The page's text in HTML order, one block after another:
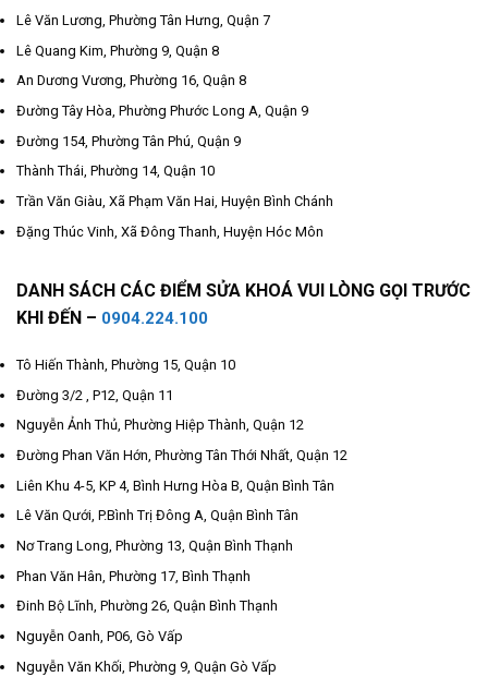
Lê Văn Lương, Phường Tân Hưng, Quận 7
Lê Quang Kim, Phường 9, Quận 8
An Dương Vương, Phường 16, Quận 8
Đường Tây Hòa, Phường Phước Long A, Quận 9
Đường 154, Phường Tân Phú, Quận 9
Thành Thái, Phường 14, Quận 10
Trần Văn Giàu, Xã Phạm Văn Hai, Huyện Bình Chánh
Đặng Thúc Vinh, Xã Đông Thanh, Huyện Hóc Môn
DANH SÁCH CÁC ĐIỂM SỬA KHOÁ VUI LÒNG GỌI TRƯỚC
KHI ĐẾN – 0904.224.100
Tô Hiến Thành, Phường 15, Quận 10
Đường 3/2 , P12, Quận 11
Nguyễn Ảnh Thủ, Phường Hiệp Thành, Quận 12
Đường Phan Văn Hớn, Phường Tân Thới Nhất, Quận 12
Liên Khu 4-5, KP 4, Bình Hưng Hòa B, Quận Bình Tân
Lê Văn Qưới, P.Bình Trị Đông A, Quận Bình Tân
Nơ Trang Long, Phường 13, Quận Bình Thạnh
Phan Văn Hân, Phường 17, Bình Thạnh
Đinh Bộ Lĩnh, Phường 26, Quận Bình Thạnh
Nguyễn Oanh, P06, Gò Vấp
Nguyễn Văn Khối, Phường 9, Quận Gò Vấp